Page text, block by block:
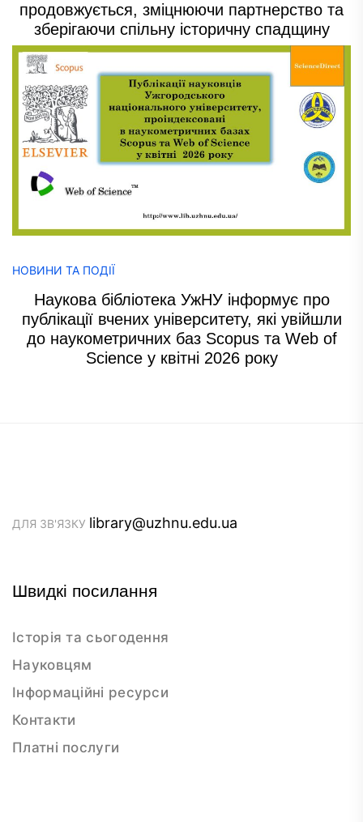
продовжується, зміцнюючи партнерство та
зберігаючи спільну історичну спадщину
НОВИНИ ТА ПОДІЇ
Наукова бібліотека УжНУ інформує про
публікації вчених університету, які увійшли
до наукометричних баз Scopus та Web of
Science у квітні 2026 року
ДЛЯ ЗВ'ЯЗКУ library@uzhnu.edu.ua
Швидкі посилання
Історія та сьогодення
Науковцям
Інформаційні ресурси
Контакти
Платні послуги